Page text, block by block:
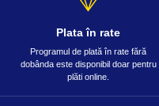
Plata în rate
Programul de plată în rate fără
dobânda este disponibil doar pentru
plăti online.